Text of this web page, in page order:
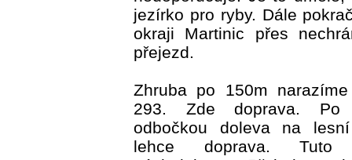
jezírko pro ryby. Dále
okraji Martinic přes
přejezd.
Zhruba po 150m
293. Zde doprava. Po
odbočkou doleva na
lehce doprava.